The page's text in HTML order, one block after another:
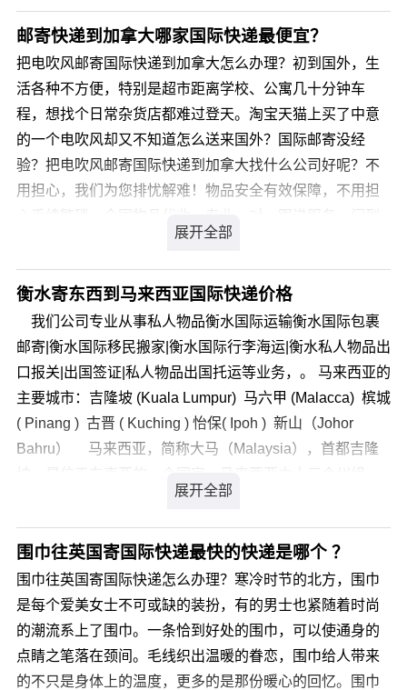
服务，提供全套私人物品包装材料如：纸箱、真空袋、真
空泵、封箱胶带、记号笔、防水袋、干燥剂等，免费提供
体积压缩服务，最大化节省客户运费，国外派送到门。
国际行李托运免费材料清单 限制托运的物品有：
液体、粉末、禁运物品。 药品、食品、光碟类通过特
殊渠道可正常邮寄，国际品牌物品可正常邮寄，私人物品
不受影响。 其次是价格： 按照从北京托运包裹到
际快递官方价格：132.00元/KG 时效为3-5天 我们官
讲国际行李托运服务要稍逊一筹，但从价格上来讲只相当
于国际快递价格的46折，终合性价比国际行李托运高于国
际快递。 经过以上对比我们不难发现，国际行李托运
服务比较适合于大众味口，而国际快递服务适合于追求时
效的人，出国留学并不是一次性的投资，伴随小孩多次往
返，肯定会有更多的行李托运需求，不想尝试航空罚款的
朋友们，不妨试试这种国际行李托运的服务吧。 我们
代理网络及渠道，以最便捷、最安全的方式，可以直接将
性，为您量身定制国际行李托运方案，提高运输效率降低
运输成本。以整合所有具备优势资源，建立直接覆盖全国
的代理网络。并且利用国外直属机构及代理，提供国际私
人物品运输及国际搬家门到门服务。
递公司有哪些呢?
您可以登录我们官方网站 详细咨询，我司会有专业客服为
您解答，解决您寄鼠标到英国国际快递的疑虑。
邮寄快递到加拿大哪家国际快递最便宜？
把电吹风邮寄国际快递到加拿大怎么办理？初到国外，生
活各种不方便，特别是超市距离学校、公寓几十分钟车
程，想找个日常杂货店都难过登天。淘宝天猫上买了中意
的一个电吹风却又不知道怎么送来国外？国际邮寄没经
验？把电吹风邮寄国际快递到加拿大找什么公司好呢？不
用担心，我们为您排忧解难！物品安全有效保障，不用担
门运输，贴心又省心！ 如果您对于把电吹风邮寄国际快递
到加拿大的价格有所疑问，您可以请登录我们官方网站 详
细咨询，我司会有专业客服为您解答，解决您把电吹风邮
寄国际快递到加拿大的疑虑。
衡水寄东西到马来西亚国际快递价格
我们公司专业从事私人物品衡水国际运输衡水国际包裹
邮寄|衡水国际移民搬家|衡水国际行李海运|衡水私人物品出
口报关|出国签证|私人物品出国托运等业务，。 马来西亚的
主要城市：吉隆坡 (Kuala Lumpur) 马六甲 (Malacca) 槟城
( Pinang ) 古晋 ( Kuching ) 怡保( Ipoh ) 新山（Johor
Bahru） 马来西亚，简称大马（Malaysia），首都吉隆
成，共分为两大部分：一个是位于马来半岛的西马来西
亚，北接泰国，南部隔着柔佛海峡，以新柔长堤和第二通
道连接新加坡；另一个是东马来西亚，位于加里曼丹岛的
北部，南部接印度尼西亚，而文莱国则位于沙巴州和砂拉
越州之间。马来西亚也是东南亚国家联盟的创始国之一。
我们专业国际行李托运为您提供经济、便捷的衡水到马来
西亚国际行李托运服务。
围巾往英国寄国际快递最快的快递是哪个 ？
围巾往英国寄国际快递怎么办理？寒冷时节的北方，围巾
是每个爱美女士不可或缺的装扮，有的男士也紧随着时尚
的潮流系上了围巾。一条恰到好处的围巾，可以使通身的
点睛之笔落在颈间。毛线织出温暖的眷恋，围巾给人带来
的不只是身体上的温度，更多的是那份暖心的回忆。围巾